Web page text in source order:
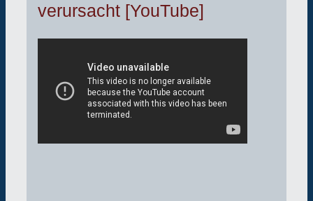
verursacht [YouTube]